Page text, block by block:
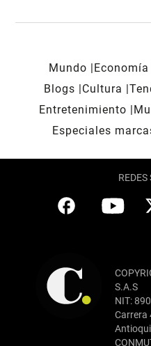
Mundo Economía
Blogs
Cultura
Entretenimiento
Especiales
REDES
S.A.S
NIT:
Carrera